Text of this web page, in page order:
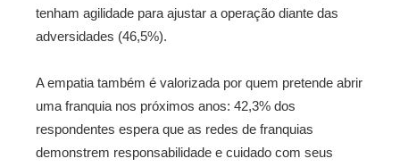
tenham agilidade para ajustar a operação diante das
adversidades (46,5%).
A empatia também é valorizada por quem pretende abrir
uma franquia nos próximos anos: 42,3% dos
respondentes espera que as redes de franquias
demonstrem responsabilidade e cuidado com seus